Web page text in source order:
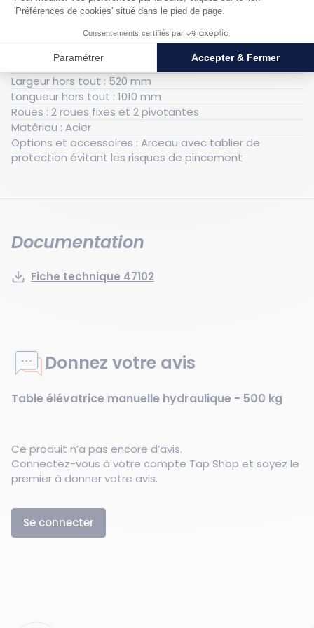
Hauteur de levée max : 1000 mm
Capacité de charge statique : 500 kg
Largeur hors tout : 520 mm
Longueur hors tout : 1010 mm
Roues : 2 roues fixes et 2 pivotantes
Matériau : Acier
Options et accessoires : Arceau avec tablier de
protection évitant les risques de pincement
Documentation
Fiche technique 47102
Donnez votre avis
Table élévatrice manuelle hydraulique - 500 kg
Ce produit n’a pas encore d’avis.
Connectez-vous à votre compte Tap Shop et soyez le
premier à donner votre avis.
Se connecter